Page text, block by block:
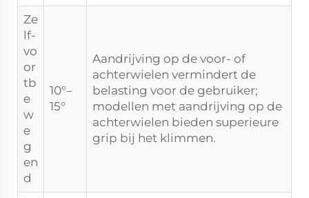
Ze
lf-
vo
or
tb
e
w
e
g
en
d
10°–
15°
Aandrijving op de voor- of
achterwielen vermindert de
belasting voor de gebruiker;
modellen met aandrijving op de
achterwielen bieden superieure
grip bij het klimmen.